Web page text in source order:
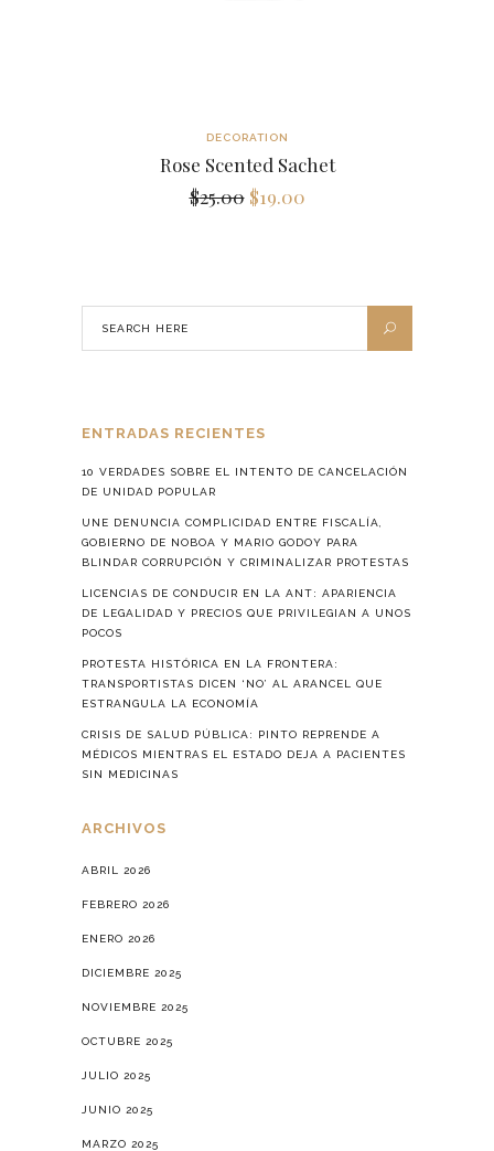
DECORATION
Rose Scented Sachet
$25.00 Original
price
$19.00Current
ENTRADAS RECIENTES
10 VERDADES SOBRE EL INTENTO DE CANCELACIÓN
DE UNIDAD POPULAR
UNE DENUNCIA COMPLICIDAD ENTRE FISCALÍA,
GOBIERNO DE NOBOA Y MARIO GODOY PARA
BLINDAR CORRUPCIÓN Y CRIMINALIZAR PROTESTAS
LICENCIAS DE CONDUCIR EN LA ANT: APARIENCIA
DE LEGALIDAD Y PRECIOS QUE PRIVILEGIAN A UNOS
POCOS
PROTESTA HISTÓRICA EN LA FRONTERA:
TRANSPORTISTAS DICEN ‘NO’ AL ARANCEL QUE
ESTRANGULA LA ECONOMÍA
CRISIS DE SALUD PÚBLICA: PINTO REPRENDE A
MÉDICOS MIENTRAS EL ESTADO DEJA A PACIENTES
SIN MEDICINAS
ARCHIVOS
ABRIL 2026
FEBRERO 2026
ENERO 2026
DICIEMBRE 2025
NOVIEMBRE 2025
OCTUBRE 2025
JULIO 2025
JUNIO 2025
MARZO 2025